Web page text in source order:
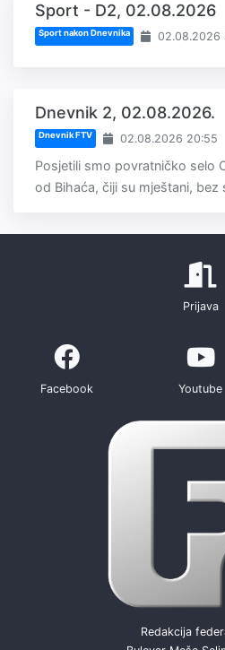
Sport - D2, 02.08.2026
Sport nakon Dnevnika 02.08.2026
Dnevnik 2, 02.08.2026.
Dnevnik FTV 02.08.2026 20:55
Posjetili smo povratničko selo
od Bihaća, čiji su mještani, bez
Prijava
Facebook Youtube
Redakcija